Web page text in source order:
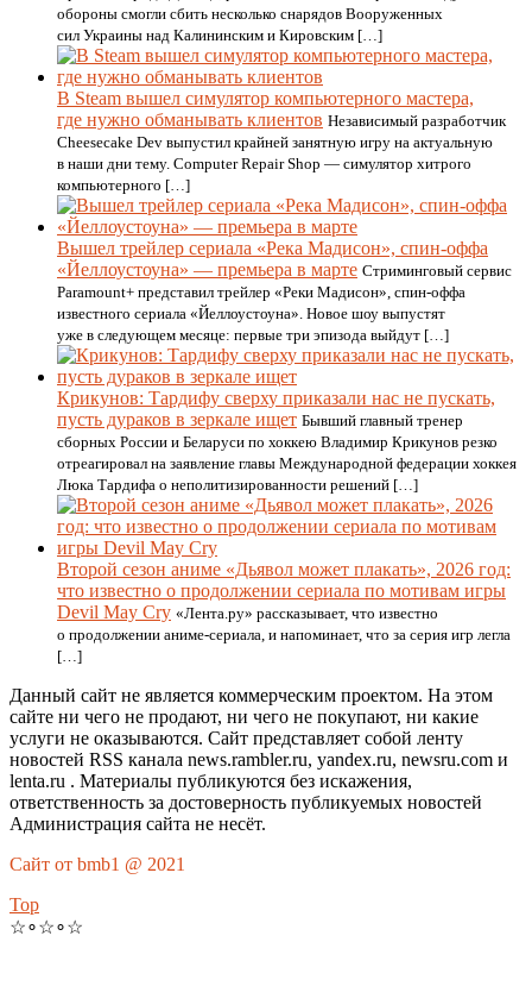
обороны смогли сбить несколько снарядов Вооруженных
сил Украины над Калининским и Кировским […]
В Steam вышел симулятор компьютерного мастера,
где нужно обманывать клиентов Независимый разработчик
Cheesecake Dev выпустил крайней занятную игру на актуальную
в наши дни тему. Computer Repair Shop — симулятор хитрого
компьютерного […]
Вышел трейлер сериала «Река Мадисон», спин-оффа
«Йеллоустоуна» — премьера в марте Стриминговый сервис
Paramount+ представил трейлер «Реки Мадисон», спин-оффа
известного сериала «Йеллоустоуна». Новое шоу выпустят
уже в следующем месяце: первые три эпизода выйдут […]
Крикунов: Тардифу сверху приказали нас не пускать,
пусть дураков в зеркале ищет Бывший главный тренер
сборных России и Беларуси по хоккею Владимир Крикунов резко
отреагировал на заявление главы Международной федерации хоккея
Люка Тардифа о неполитизированности решений […]
Второй сезон аниме «Дьявол может плакать», 2026 год:
что известно о продолжении сериала по мотивам игры
Devil May Cry «Лента.ру» рассказывает, что известно
о продолжении аниме-сериала, и напоминает, что за серия игр легла
[…]
Данный сайт не является коммерческим проектом. На этом
сайте ни чего не продают, ни чего не покупают, ни какие
услуги не оказываются. Сайт представляет собой ленту
новостей RSS канала news.rambler.ru, yandex.ru, newsru.com и
lenta.ru . Материалы публикуются без искажения,
ответственность за достоверность публикуемых новостей
Администрация сайта не несёт.
Сайт от bmb1 @ 2021
Top
☆∘☆∘☆